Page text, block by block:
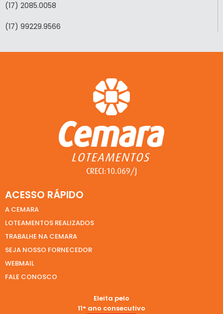
(17) 2085.0058
(17) 99229.9566
ACESSO RÁPIDO
A CEMARA
LOTEAMENTOS REALIZADOS
TRABALHE NA CEMARA
SEJA NOSSO FORNECEDOR
WEBMAIL
FALE CONOSCO
Eleita pelo
11° ano consecutivo